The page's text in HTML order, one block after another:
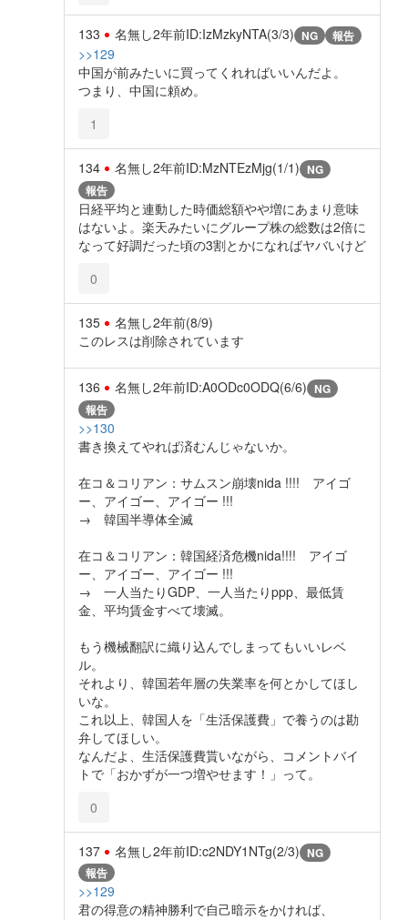
133 名無し2年前ID:IzMzkyNTA(3/3) NG 報告
>>129
中国が前みたいに買ってくれればいいんだよ。
つまり、中国に頼め。
1
134 名無し2年前ID:MzNTEzMjg(1/1) NG
報告
日経平均と連動した時価総額やや増にあまり意味
はないよ。楽天みたいにグループ株の総数は2倍に
なって好調だった頃の3割とかになればヤバいけど
0
135 名無し2年前(8/9)
このレスは削除されています
136 名無し2年前ID:A0ODc0ODQ(6/6) NG
報告
>>130
書き換えてやれば済むんじゃないか。
在コ＆コリアン：サムスン崩壊nida !!!! アイゴ
ー、アイゴー、アイゴー !!!
→ 韓国半導体全滅
在コ＆コリアン：韓国経済危機nida!!!! アイゴ
ー、アイゴー、アイゴー !!!
→ 一人当たりGDP、一人当たりppp、最低賃
金、平均賃金すべて壊滅。
もう機械翻訳に織り込んでしまってもいいレベ
ル。
それより、韓国若年層の失業率を何とかしてほし
いな。
これ以上、韓国人を「生活保護費」で養うのは勘
弁してほしい。
なんだよ、生活保護費貰いながら、コメントバイ
トで「おかずが一つ増やせます！」って。
0
137 名無し2年前ID:c2NDY1NTg(2/3) NG
報告
>>129
君の得意の精神勝利で自己暗示をかければ、